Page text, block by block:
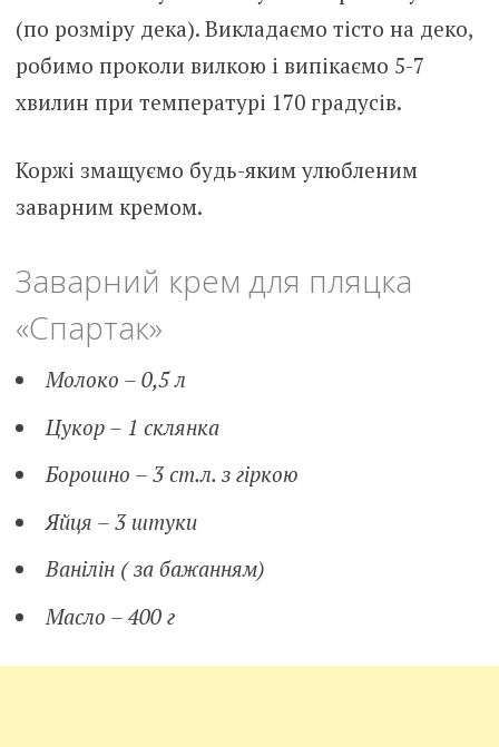
(по розміру дека). Викладаємо тісто на деко,
робимо проколи вилкою і випікаємо 5-7
хвилин при температурі 170 градусів.
Коржі змащуємо будь-яким улюбленим
заварним кремом.
Заварний крем для пляцка
«Спартак»
Молоко – 0,5 л
Цукор – 1 склянка
Борошно – 3 ст.л. з гіркою
Яйця – 3 штуки
Ванілін ( за бажанням)
Масло – 400 г